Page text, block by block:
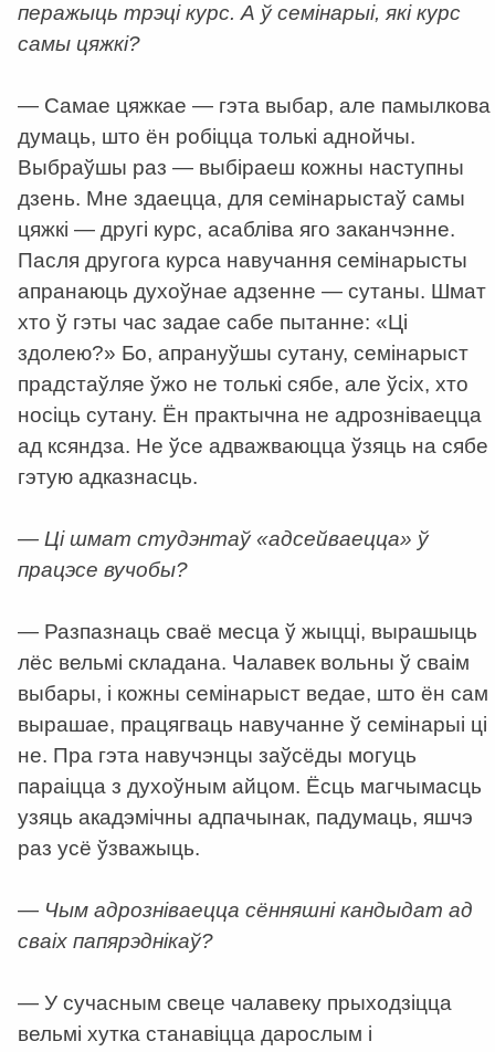
перажыць трэці курс. А ў семінарыі, які курс
самы цяжкі?
— Самае цяжкае — гэта выбар, але памылкова
думаць, што ён робіцца толькі аднойчы.
Выбраўшы раз — выбіраеш кожны наступны
дзень. Мне здаецца, для семінарыстаў самы
цяжкі — другі курс, асабліва яго заканчэнне.
Пасля другога курса навучання семінарысты
апранаюць духоўнае адзенне — сутаны. Шмат
хто ў гэты час задае сабе пытанне: «Ці
здолею?» Бо, апрануўшы сутану, семінарыст
прадстаўляе ўжо не толькі сябе, але ўсіх, хто
носіць сутану. Ён практычна не адрозніваецца
ад ксяндза. Не ўсе адважваюцца ўзяць на сябе
гэтую адказнасць.
— Ці шмат студэнтаў «адсейваецца» ў
працэсе вучобы?
— Разпазнаць сваё месца ў жыцці, вырашыць
лёс вельмі складана. Чалавек вольны ў сваім
выбары, і кожны семінарыст ведае, што ён сам
вырашае, працягваць навучанне ў семінарыі ці
не. Пра гэта навучэнцы заўсёды могуць
параіцца з духоўным айцом. Ёсць магчымасць
узяць акадэмічны адпачынак, падумаць, яшчэ
раз усё ўзважыць.
— Чым адрозніваецца сённяшні кандыдат ад
сваіх папярэднікаў?
— У сучасным свеце чалавеку прыходзіцца
вельмі хутка станавіцца дарослым і